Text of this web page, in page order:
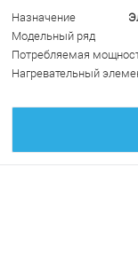
Назначение
Модельный ряд
Потребляемая
Нагревательный